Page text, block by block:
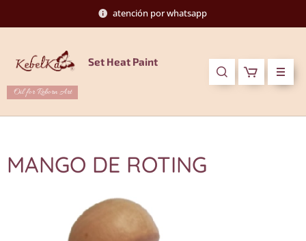
atención por whatsapp
Set Heat Paint
Oil for Reborn Art
MANGO DE ROTING